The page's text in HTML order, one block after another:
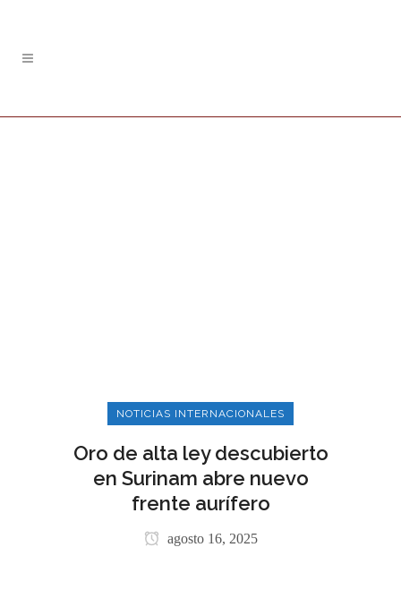
NOTICIAS INTERNACIONALES
Oro de alta ley descubierto
en Surinam abre nuevo
frente aurífero
agosto 16, 2025